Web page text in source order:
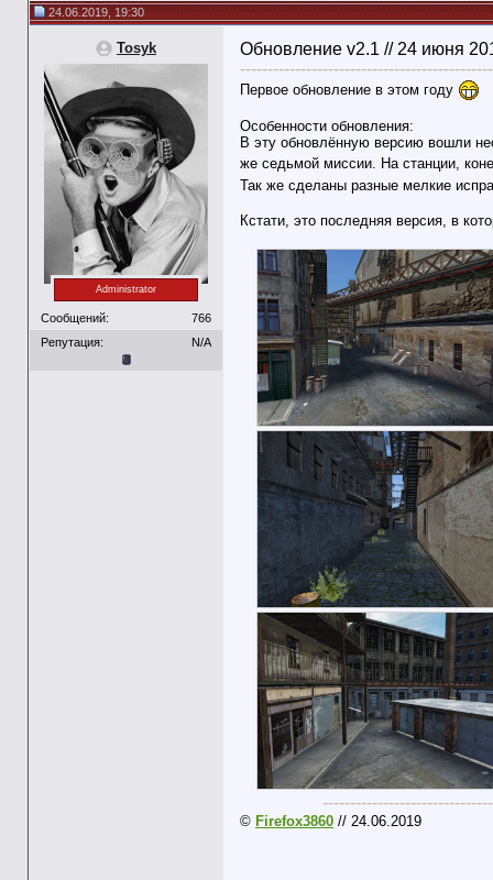
24.06.2019, 19:30
Tosyk
Administrator
Сообщений:
766
Репутация:
N/A
Обновление v2.1 // 24 июня
Первое обновление в этом году
Особенности обновления:
В эту обновлённую версию вошли
же седьмой миссии. На станции,
Так же сделаны разные мелкие
Кстати, это последняя версия, в
© Firefox3860 // 24.06.2019